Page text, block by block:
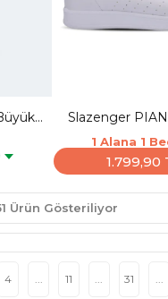
Slazenger
Beden Erkek
Spor
1 Alana 1
1.799,90
Ürün Gösteriliyor
4 ... 11 ... 31 ...